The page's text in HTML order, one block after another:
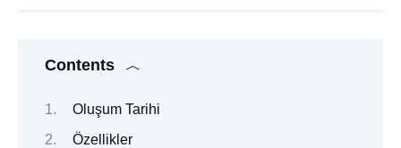
Contents
Oluşum Tarihi
Özellikler